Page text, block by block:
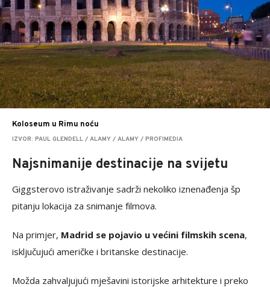
Koloseum u Rimu noću
IZVOR: PAUL GLENDELL / ALAMY / ALAMY / PROFIMEDIA
Najsnimanije destinacije na svijetu
Giggsterovo istraživanje sadrži nekoliko iznenađenja šp
pitanju lokacija za snimanje filmova.
Na primjer, Madrid se pojavio u većini filmskih scena,
isključujući američke i britanske destinacije.
Možda zahvaljujući mješavini istorijske arhitekture i preko